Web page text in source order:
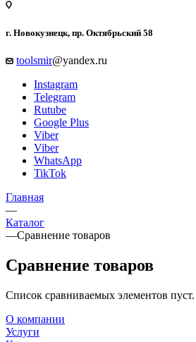
г. Новокузнецк, пр. Октябрьский 58
toolsmir@yandex.ru
Instagram
Telegram
Rutube
Google Plus
Viber
Viber
WhatsApp
TikTok
Главная
—
Каталог
—Сравнение товаров
Сравнение товаров
Список сравниваемых элементов пуст.
О компании
Услуги